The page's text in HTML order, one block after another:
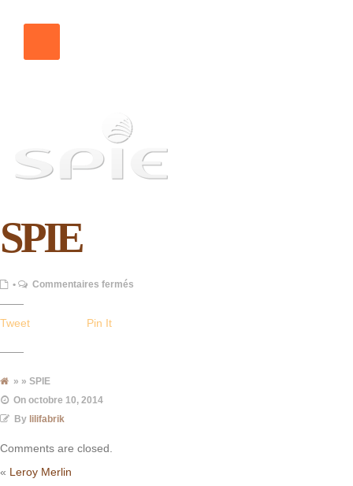
SPIE
• Commentaires fermés
Tweet Pin It
» » SPIE
On octobre 10, 2014
By lilifabrik
Comments are closed.
« Leroy Merlin